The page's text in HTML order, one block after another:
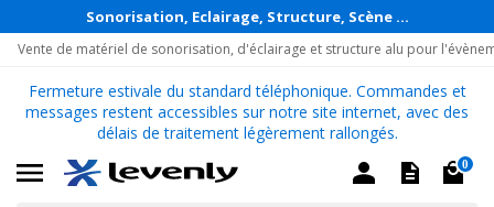
Sonorisation, Eclairage, Structure, Scène ...
Vente de matériel de sonorisation, d'éclairage et structure alu pour
Fermeture estivale du standard téléphonique. Commandes et
messages restent accessibles sur notre site internet, avec des
délais de traitement légèrement rallongés.
0